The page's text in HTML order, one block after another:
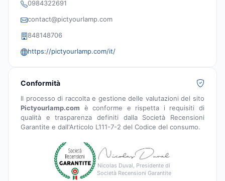
0984322691
contact@pictyourlamp.com
848148706
https://pictyourlamp.com/it/
Conformità
Il processo di raccolta e gestione delle valutazioni del sito
Pictyourlamp.com è conforme e rispetta i requisiti di
qualità e trasparenza definiti dalla Società Recensioni
Garantite e dall'Articolo L111-7-2 del Codice del consumo.
Nicolas Duval, Presidente di
Società Recensioni Garantite